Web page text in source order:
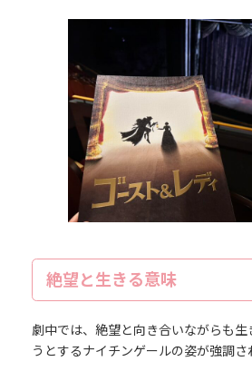
絶望と生きる意味
劇中では、絶望と向き合いながらも
うとするナイチンゲールの姿が強調さ